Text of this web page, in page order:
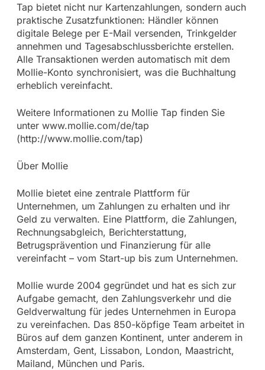
Tap bietet nicht nur Kartenzahlungen, sondern auch
praktische Zusatzfunktionen: Händler können
digitale Belege per E-Mail versenden, Trinkgelder
annehmen und Tagesabschlussberichte erstellen.
Alle Transaktionen werden automatisch mit dem
Mollie-Konto synchronisiert, was die Buchhaltung
erheblich vereinfacht.
Weitere Informationen zu Mollie Tap finden Sie
unter www.mollie.com/de/tap
(http://www.mollie.com/tap)
Über Mollie
Mollie bietet eine zentrale Plattform für
Unternehmen, um Zahlungen zu erhalten und ihr
Geld zu verwalten. Eine Plattform, die Zahlungen,
Rechnungsabgleich, Berichterstattung,
Betrugsprävention und Finanzierung für alle
vereinfacht – vom Start-up bis zum Unternehmen.
Mollie wurde 2004 gegründet und hat es sich zur
Aufgabe gemacht, den Zahlungsverkehr und die
Geldverwaltung für jedes Unternehmen in Europa
zu vereinfachen. Das 850-köpfige Team arbeitet in
Büros auf dem ganzen Kontinent, unter anderem in
Amsterdam, Gent, Lissabon, London, Maastricht,
Mailand, München und Paris.